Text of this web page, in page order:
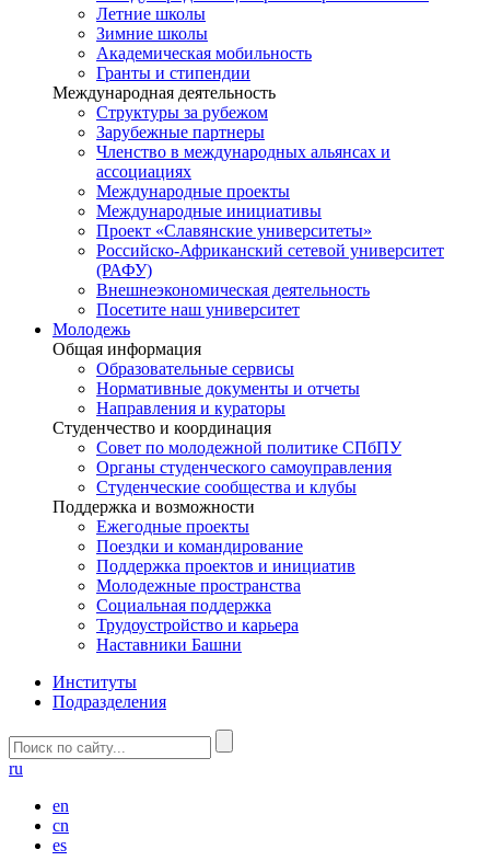
Летние школы
Зимние школы
Академическая мобильность
Гранты и стипендии
Международная деятельность
Структуры за рубежом
Зарубежные партнеры
Членство в международных альянсах и
ассоциациях
Международные проекты
Международные инициативы
Проект «Славянские университеты»
Российско-Африканский сетевой университет
(РАФУ)
Внешнеэкономическая деятельность
Посетите наш университет
Молодежь
Общая информация
Образовательные сервисы
Нормативные документы и отчеты
Направления и кураторы
Студенчество и координация
Совет по молодежной политике СПбПУ
Органы студенческого самоуправления
Студенческие сообщества и клубы
Поддержка и возможности
Ежегодные проекты
Поездки и командирование
Поддержка проектов и инициатив
Молодежные пространства
Социальная поддержка
Трудоустройство и карьера
Наставники Башни
Институты
Подразделения
ru
en
cn
es